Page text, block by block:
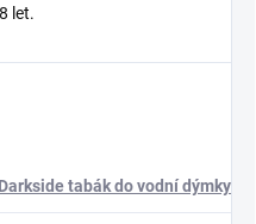
let.
Darkside tabák do vodní dýmky